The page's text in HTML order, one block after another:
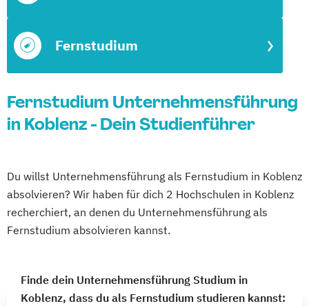
Fernstudium
Fernstudium Unternehmensführung
in Koblenz - Dein Studienführer
Du willst Unternehmensführung als Fernstudium in Koblenz
absolvieren? Wir haben für dich 2 Hochschulen in Koblenz
recherchiert, an denen du Unternehmensführung als
Fernstudium absolvieren kannst.
Finde dein Unternehmensführung Studium in
Koblenz, dass du als Fernstudium studieren kannst: